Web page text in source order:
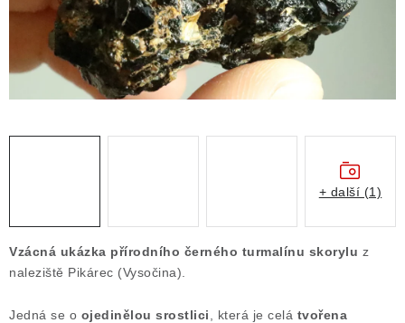
Poučení o právu na odstoupení od smlouvy
Puncovní značky
Výkup minerálů a drahých kamenů
Kontakt
Vzácná ukázka přírodního černého turmalínu skorylu z
naleziště Pikárec (Vysočina).
Jedná se o ojedinělou srostlici , která je celá tvořena
+ další (1)